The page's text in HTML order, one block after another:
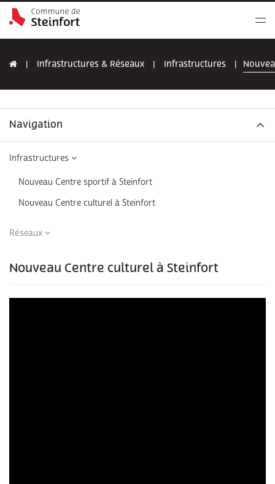
Infrastructures & Réseaux Infrastructures
Navigation
Infrastructures
Nouveau Centre sportif à Steinfort
Nouveau Centre culturel à Steinfort
Réseaux
Nouveau Centre culturel à Steinfort